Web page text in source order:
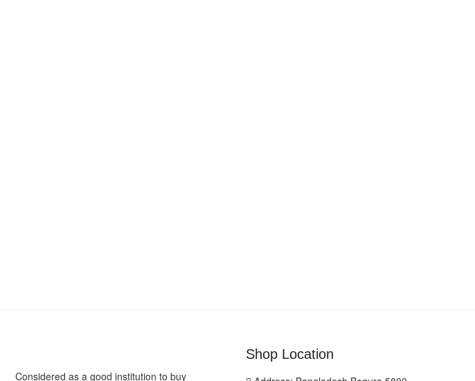
Considered as a good institution to buy
Shop Location